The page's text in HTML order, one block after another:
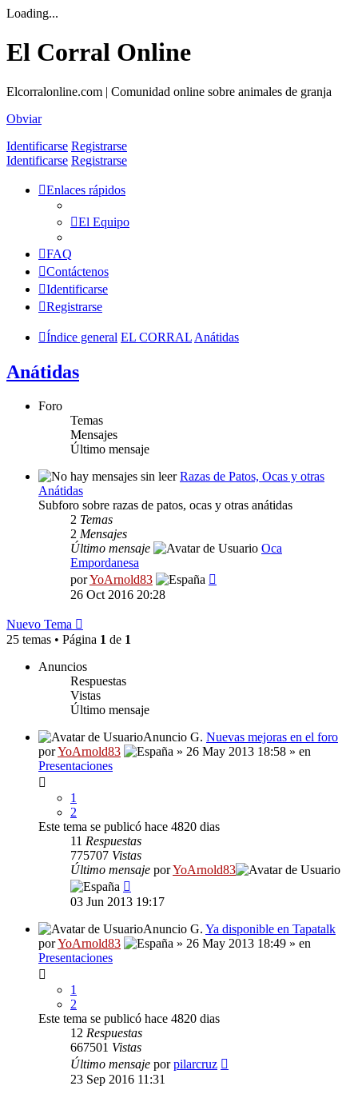
Loading...
El Corral Online
Elcorralonline.com | Comunidad online sobre animales de granja
Obviar
Identificarse Registrarse
Identificarse Registrarse
Enlaces rápidos
El Equipo
FAQ
Contáctenos
Identificarse
Registrarse
Índice general EL CORRAL Anátidas
Anátidas
Foro
Temas
Mensajes
Último mensaje
Razas de Patos, Ocas y otras
Anátidas
Subforo sobre razas de patos, ocas y otras anátidas
2 Temas
2 Mensajes
Último mensaje
Oca
Empordanesa
porYoArnold83
26 Oct 2016 20:28
Nuevo Tema
25 temas • Página 1 de 1
Anuncios
Respuestas
Vistas
Último mensaje
Anuncio G. Nuevas mejoras en el foro
porYoArnold83
» 26 May 2013 18:58 » en
Presentaciones
1
2
Este tema se publicó hace 4820 dias
11 Respuestas
775707 Vistas
Último mensaje porYoArnold83
03 Jun 2013 19:17
Anuncio G. Ya disponible en Tapatalk
porYoArnold83
» 26 May 2013 18:49 » en
Presentaciones
1
2
Este tema se publicó hace 4820 dias
12 Respuestas
667501 Vistas
Último mensaje porpilarcruz
23 Sep 2016 11:31